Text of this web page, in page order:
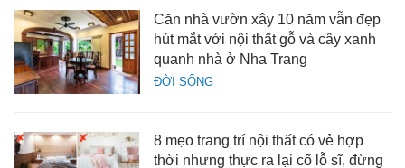
ĐỜI SỐNG
Căn nhà vườn xây 10 năm vẫn đẹp
hút mắt với nội thất gỗ và cây xanh
quanh nhà ở Nha Trang
8 mẹo trang trí nội thất có vẻ hợp
thời nhưng thực ra lại cổ lỗ sĩ, đừng